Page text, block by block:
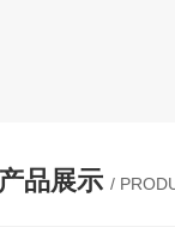
产品展示 /